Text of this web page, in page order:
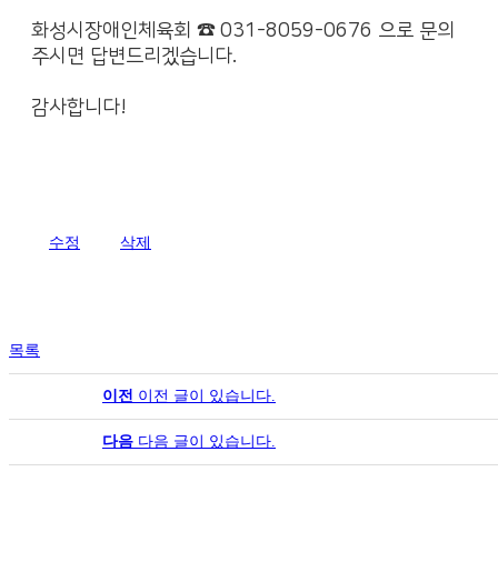
화성시장애인체육회 ☎ 031-8059-0676 으로 문의
주시면 답변드리겠습니다.
감사합니다!
수정 삭제
목록
이전 이전 글이 있습니다.
다음 다음 글이 있습니다.